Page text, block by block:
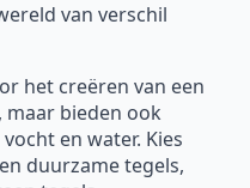
van verschil
het creëren van een
bieden ook
en water. Kies
duurzame tegels,